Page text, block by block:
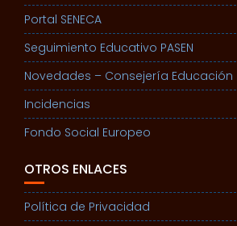
Portal SENECA
Seguimiento Educativo PASEN
Novedades – Consejería Educación
Incidencias
Fondo Social Europeo
OTROS ENLACES
Política de Privacidad